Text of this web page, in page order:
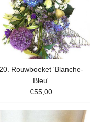
20. Rouwboeket 'Blanche-
Bleu'
€55,00